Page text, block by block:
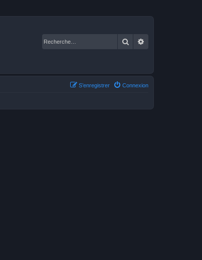
Rechercher
Connexion
S’enregistrer